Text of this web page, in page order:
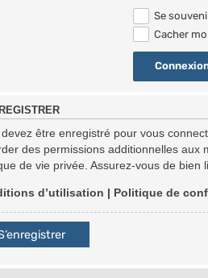
Se
Cacher
devez être enregistré pour vous
des permissions additionnelles aux
de vie privée. Assurez-vous de bien
d’utilisation | Politique de